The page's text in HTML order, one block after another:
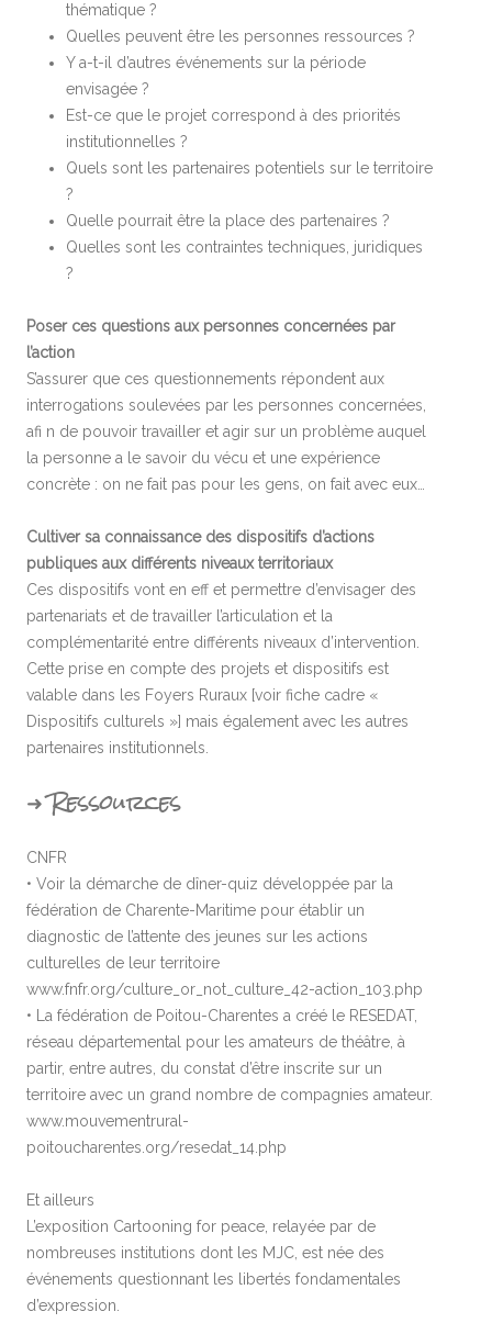
thématique ?
Quelles peuvent être les personnes ressources ?
Y a-t-il d’autres événements sur la période
envisagée ?
Est-ce que le projet correspond à des priorités
institutionnelles ?
Quels sont les partenaires potentiels sur le territoire
?
Quelle pourrait être la place des partenaires ?
Quelles sont les contraintes techniques, juridiques
?
Poser ces questions aux personnes concernées par
l’action
S’assurer que ces questionnements répondent aux
interrogations soulevées par les personnes concernées,
afi n de pouvoir travailler et agir sur un problème auquel
la personne a le savoir du vécu et une expérience
concrète : on ne fait pas pour les gens, on fait avec eux…
Cultiver sa connaissance des dispositifs d’actions
publiques aux différents niveaux territoriaux
Ces dispositifs vont en eff et permettre d’envisager des
partenariats et de travailler l’articulation et la
complémentarité entre différents niveaux d’intervention.
Cette prise en compte des projets et dispositifs est
valable dans les Foyers Ruraux [voir fiche cadre «
Dispositifs culturels »] mais également avec les autres
partenaires institutionnels.
➜ Ressources
CNFR
• Voir la démarche de dîner-quiz développée par la
fédération de Charente-Maritime pour établir un
diagnostic de l’attente des jeunes sur les actions
culturelles de leur territoire
www.fnfr.org/culture_or_not_culture_42-action_103.php
• La fédération de Poitou-Charentes a créé le RESEDAT,
réseau départemental pour les amateurs de théâtre, à
partir, entre autres, du constat d’être inscrite sur un
territoire avec un grand nombre de compagnies amateur.
www.mouvementrural-
poitoucharentes.org/resedat_14.php
Et ailleurs
L’exposition Cartooning for peace, relayée par de
nombreuses institutions dont les MJC, est née des
événements questionnant les libertés fondamentales
d’expression.